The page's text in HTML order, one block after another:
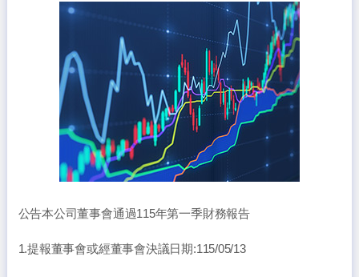
公告本公司董事會通過115年第一季財務報告
1.提報董事會或經董事會決議日期:115/05/13